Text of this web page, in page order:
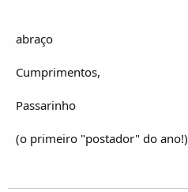
abraço
Cumprimentos,
Passarinho
(o primeiro "postador" do ano!)